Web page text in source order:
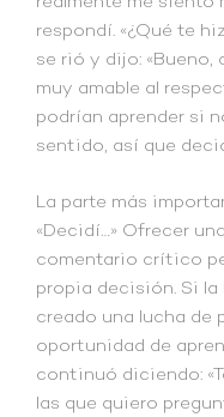
respondí. «¿Qué te
se rió y dijo:
muy amable al
podrían aprender si
sentido, así que
La parte más
«Decidí…» Ofrecer
comentario crítico
propia decisión. Si
creado una lucha de
oportunidad de
continuó diciendo:
las que quiero